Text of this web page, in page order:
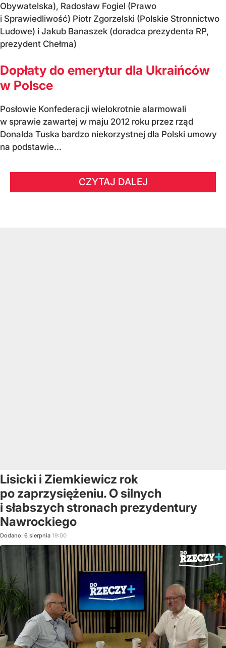
Obywatelska), Radosław Fogiel (Prawo
i Sprawiedliwość) Piotr Zgorzelski (Polskie Stronnictwo
Ludowe) i Jakub Banaszek (doradca prezydenta RP,
prezydent Chełma)
Dopłaty do emerytur dla Ukraińców
w Polsce
Posłowie Konfederacji wielokrotnie alarmowali
w sprawie zawartej w maju 2012 roku przez rząd
Donalda Tuska bardzo niekorzystnej dla Polski umowy
na podstawie...
CZYTAJ DALEJ
Lisicki i Ziemkiewicz rok
po zaprzysiężeniu. O silnych
i słabszych stronach prezydentury
Nawrockiego
Dodano: 6 sierpnia 19:00